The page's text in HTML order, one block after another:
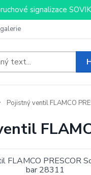
signalizace
Pojistný ventil FLAMCO